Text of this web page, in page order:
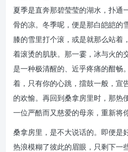
夏季是直奔那碧莹莹的湖水，扑通
骨的凉。冬季呢，便是那白皑皑的
膝的雪里打个滚，或是就那么站着
着滚烫的肌肤。那一霎，冰与火的
是一种极清醒的、近乎疼痛的酣畅
着，只有你的心跳，擂鼓一般，宣
的欢愉。再回到桑拿房里时，那热
一位严酷而又慈爱的母亲，重新将
桑拿房里，是不大说话的。即便是
热浪模糊了彼此的眉眼，只剩下一